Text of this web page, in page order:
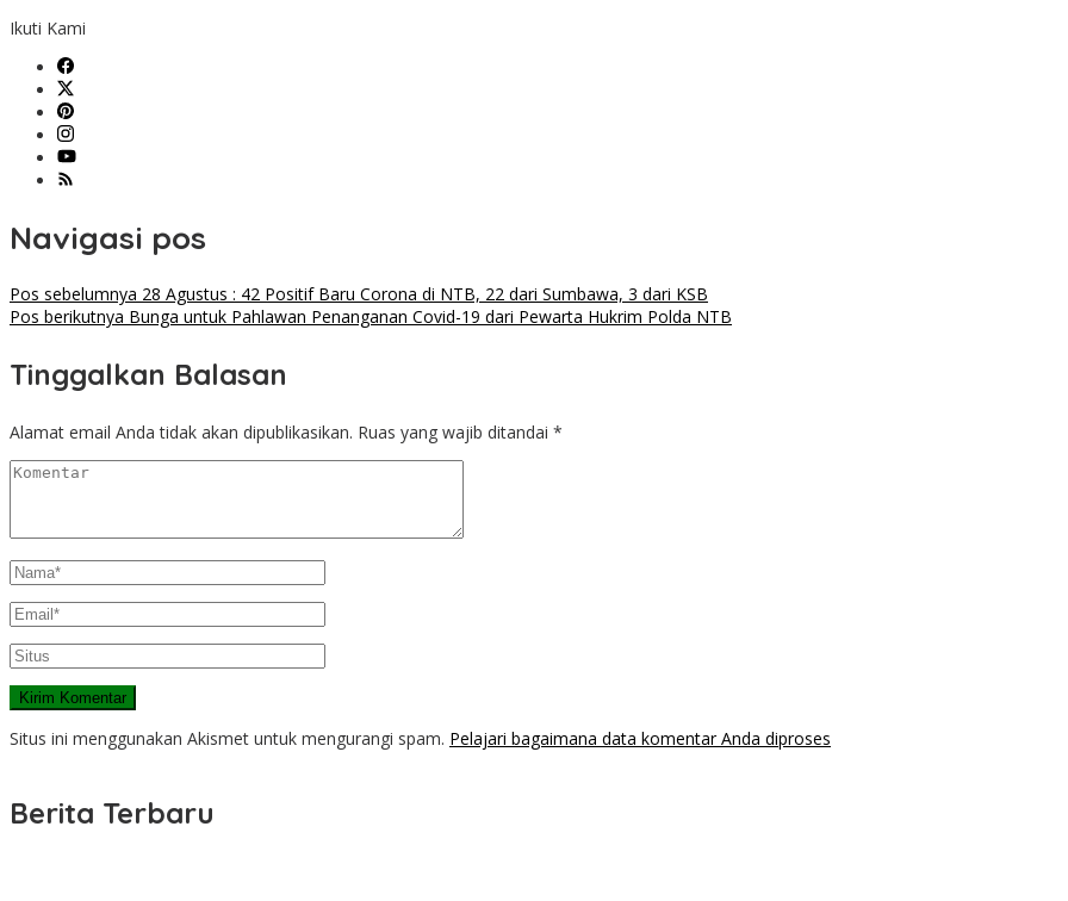
Ikuti Kami
Navigasi pos
Pos sebelumnya 28 Agustus : 42 Positif Baru Corona di NTB, 22 dari Sumbawa, 3 dari KSB
Pos berikutnya Bunga untuk Pahlawan Penanganan Covid-19 dari Pewarta Hukrim Polda NTB
Tinggalkan Balasan
Alamat email Anda tidak akan dipublikasikan. Ruas yang wajib ditandai *
Situs ini menggunakan Akismet untuk mengurangi spam. Pelajari bagaimana data komentar Anda diproses
Berita Terbaru